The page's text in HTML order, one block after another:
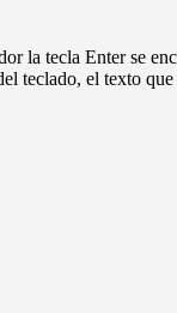
la tecla Enter se
teclado, el texto que